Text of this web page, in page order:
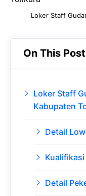
Loker Staff
On This Post
Loker Staff
Kabupaten
Detail
Kualifikasi
Detail